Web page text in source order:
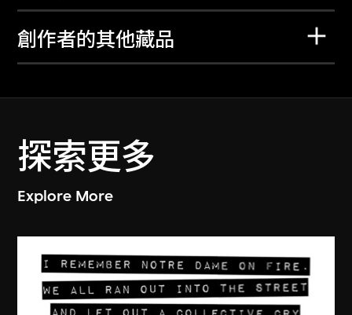
創作者的其他藏品
探索更多
Explore More